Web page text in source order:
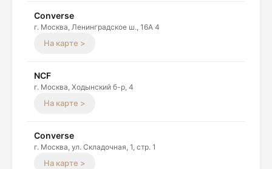
Converse
г. Москва, Ленинградское ш., 16А 4
На карте >
NCF
г. Москва, Ходынский б-р, 4
На карте >
Converse
г. Москва, ул. Складочная, 1, стр. 1
На карте >